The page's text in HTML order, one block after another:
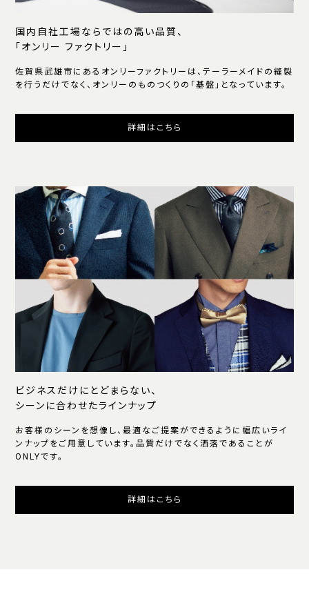
国内自社工場ならではの高い品質、
「オンリー ファクトリー」
佐賀県武雄市にあるオンリーファクトリーは、テーラーメイドの縫製
を行うだけでなく、オンリーのものつくりの「基盤」となっています。
詳細はこちら
ビジネスだけにとどまらない、
シーンに合わせたラインナップ
お客様のシーンを想像し、最適なご提案ができるように幅広いライ
ンナップをご用意しています。品質だけでなく洒落であることが
ONLYです。
詳細はこちら